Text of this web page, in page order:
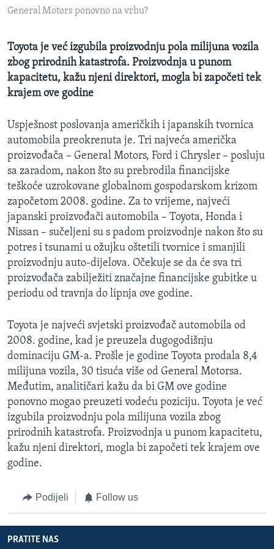
MAGAZIN
Learning English
PRATITE NAS
Jezici
General Motors ponovno na vrhu?
Toyota je već izgubila proizvodnju pola milijuna vozila
zbog prirodnih katastrofa. Proizvodnja u punom
kapacitetu, kažu njeni direktori, mogla bi započeti tek
krajem ove godine
Uspješnost poslovanja američkih i japanskih tvornica
automobila preokrenuta je. Tri najveća američka
proizvođača – General Motors, Ford i Chrysler – posluju
sa zaradom, nakon što su prebrodila financijske
teškoće uzrokovane globalnom gospodarskom krizom
započetom 2008. godine. Za to vrijeme, najveći
japanski proizvođači automobila – Toyota, Honda i
Nissan – sučeljeni su s padom proizvodnje nakon što su
potres i tsunami u ožujku oštetili tvornice i smanjili
proizvodnju auto-dijelova. Očekuje se da će sva tri
proizvođača zabilježiti značajne financijske gubitke u
periodu od travnja do lipnja ove godine.
Toyota je najveći svjetski proizvođač automobila od
2008. godine, kad je preuzela dugogodišnju
dominaciju GM-a. Prošle je godine Toyota prodala 8,4
milijuna vozila, 30 tisuća više od General Motorsa.
Međutim, analitičari kažu da bi GM ove godine
ponovno mogao preuzeti vodeću poziciju. Toyota je već
izgubila proizvodnju pola milijuna vozila zbog
prirodnih katastrofa. Proizvodnja u punom kapacitetu,
kažu njeni direktori, mogla bi započeti tek krajem ove
godine.
Podijeli Follow us
PRATITE NAS